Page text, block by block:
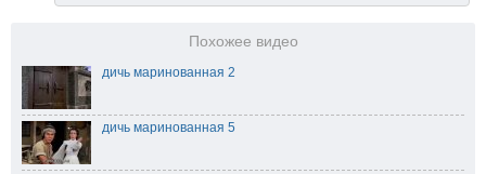
Похожее видео
дичь маринованная 2
дичь маринованная 5